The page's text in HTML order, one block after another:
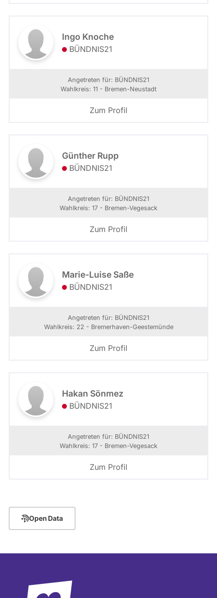
Ingo Knoche
BÜNDNIS21
Angetreten für: BÜNDNIS21
Wahlkreis: 11 - Bremen-Neustadt
Zum Profil
Günther Rupp
BÜNDNIS21
Angetreten für: BÜNDNIS21
Wahlkreis: 17 - Bremen-Vegesack
Zum Profil
Marie-Luise Saße
BÜNDNIS21
Angetreten für: BÜNDNIS21
Wahlkreis: 22 - Bremerhaven-Geestemünde
Zum Profil
Hakan Sönmez
BÜNDNIS21
Angetreten für: BÜNDNIS21
Wahlkreis: 17 - Bremen-Vegesack
Zum Profil
Open Data